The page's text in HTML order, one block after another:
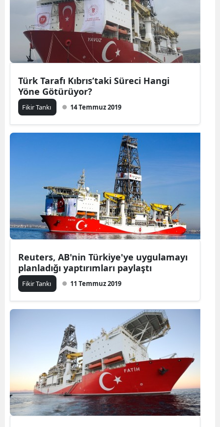
Türk Tarafı Kıbrıs’taki Süreci Hangi
Yöne Götürüyor?
Fikir Tankı 14 Temmuz 2019
Reuters, AB'nin Türkiye'ye uygulamayı
planladığı yaptırımları paylaştı
Fikir Tankı 11 Temmuz 2019